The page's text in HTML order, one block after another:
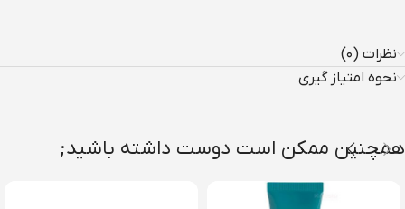
نظرات (۰)
نحوه امتیاز گیری
همچنین ممکن است دوست داشته باشید;